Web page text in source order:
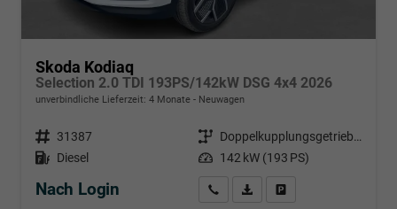
Skoda Kodiaq
Selection 2.0 TDI 193PS/142kW DSG 4x4 2026
unverbindliche Lieferzeit: 4 Monate Neuwagen
Fahrzeugnr. 31387 Getriebe
Doppelkupplungsgetriebe (DSG)
Kraftstoff Diesel Leistung 142 kW (193 PS)
Nach Login Wir rufen Sie anPDF-Datei, Fahrzeugexposé